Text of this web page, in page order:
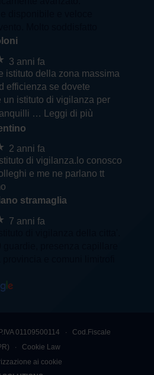
3 anni fa
istituto della zona massima
efficienza se dovete
un istituto di vigilanza per
… Leggi di più
2 anni fa
di vigilanza.lo conosco
e me ne parlano tt
stramaglia
7 anni fa
01109500114 ∙ Cod.Fiscale
∙ Cookie Law
ai cookie